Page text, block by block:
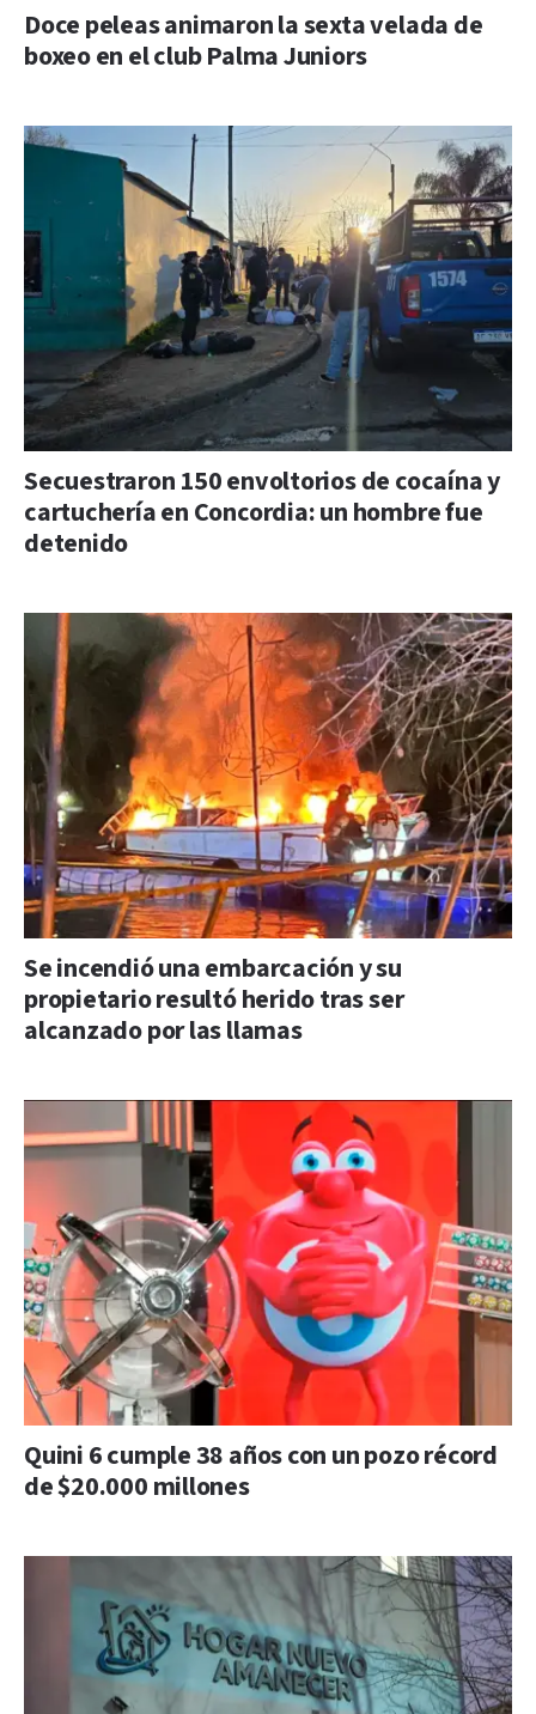
Doce peleas animaron la sexta velada de
boxeo en el club Palma Juniors
Secuestraron 150 envoltorios de cocaína y
cartuchería en Concordia: un hombre fue
detenido
Se incendió una embarcación y su
propietario resultó herido tras ser
alcanzado por las llamas
Quini 6 cumple 38 años con un pozo récord
de $20.000 millones